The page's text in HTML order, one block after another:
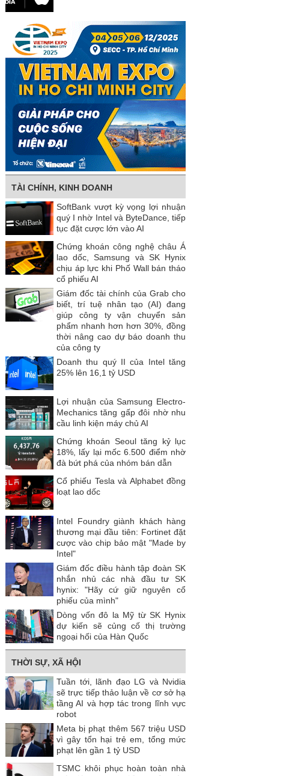
TÀI CHÍNH, KINH DOANH
SoftBank vượt kỳ vọng lợi nhuận
quý I nhờ Intel và ByteDance, tiếp
tục đặt cược lớn vào AI
Chứng khoán công nghệ châu Á
lao dốc, Samsung và SK Hynix
chịu áp lực khi Phố Wall bán tháo
cổ phiếu AI
Giám đốc tài chính của Grab cho
biết, trí tuệ nhân tạo (AI) đang
giúp công ty vận chuyển sản
phẩm nhanh hơn hơn 30%, đồng
thời nâng cao dự báo doanh thu
của công ty
Doanh thu quý II của Intel tăng
25% lên 16,1 tỷ USD
Lợi nhuận của Samsung Electro-
Mechanics tăng gấp đôi nhờ nhu
cầu linh kiện máy chủ AI
Chứng khoán Seoul tăng kỷ lục
18%, lấy lại mốc 6.500 điểm nhờ
đà bứt phá của nhóm bán dẫn
Cổ phiếu Tesla và Alphabet đồng
loạt lao dốc
Intel Foundry giành khách hàng
thương mại đầu tiên: Fortinet đặt
cược vào chip bảo mật "Made by
Intel"
Giám đốc điều hành tập đoàn SK
nhắn nhủ các nhà đầu tư SK
hynix: "Hãy cứ giữ nguyên cổ
phiếu của mình"
Dòng vốn đô la Mỹ từ SK Hynix
dự kiến ​​sẽ củng cố thị trường
ngoại hối của Hàn Quốc
THỜI SỰ, XÃ HỘI
Tuần tới, lãnh đạo LG và Nvidia
sẽ trực tiếp thảo luận về cơ sở hạ
tầng AI và hợp tác trong lĩnh vực
robot
Meta bị phạt thêm 567 triệu USD
vì gây tổn hại trẻ em, tổng mức
phạt lên gần 1 tỷ USD
TSMC khôi phục hoàn toàn nhà